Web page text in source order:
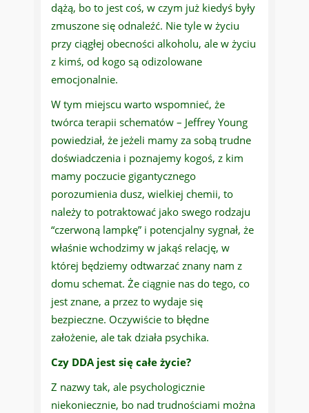
dążą, bo to jest coś, w czym już kiedyś były
zmuszone się odnaleźć. Nie tyle w życiu
przy ciągłej obecności alkoholu, ale w życiu
z kimś, od kogo są odizolowane
emocjonalnie.
W tym miejscu warto wspomnieć, że
twórca terapii schematów – Jeffrey Young
powiedział, że jeżeli mamy za sobą trudne
doświadczenia i poznajemy kogoś, z kim
mamy poczucie gigantycznego
porozumienia dusz, wielkiej chemii, to
należy to potraktować jako swego rodzaju
“czerwoną lampkę” i potencjalny sygnał, że
właśnie wchodzimy w jakąś relację, w
której będziemy odtwarzać znany nam z
domu schemat. Że ciągnie nas do tego, co
jest znane, a przez to wydaje się
bezpieczne. Oczywiście to błędne
założenie, ale tak działa psychika.
Czy DDA jest się całe życie?
Z nazwy tak, ale psychologicznie
niekoniecznie, bo nad trudnościami można